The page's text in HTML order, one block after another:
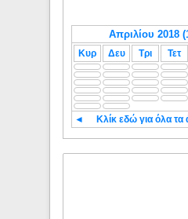
Κυρ Δευ Τρι Τετ
◄ Κλίκ εδώ για όλα